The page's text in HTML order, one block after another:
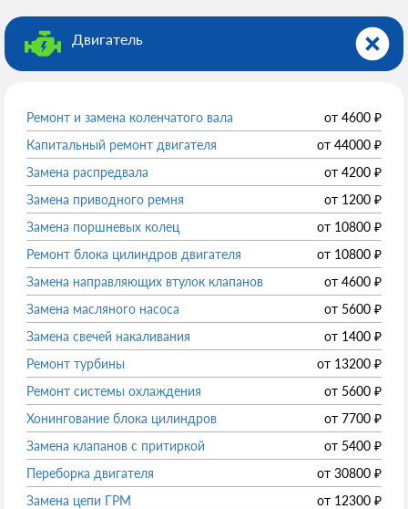
Двигатель
Ремонт и замена коленчатого вала от 4600 ₽
Капитальный ремонт двигателя
от 44000 ₽
Замена распредвала
от 4200 ₽
Замена приводного ремня
от 1200 ₽
Замена поршневых колец
от 10800 ₽
Ремонт блока цилиндров двигателя
от 10800 ₽
Замена направляющих втулок клапанов
от 4600 ₽
Замена масляного насоса
от 5600 ₽
Замена свечей накаливания
от 1400 ₽
Ремонт турбины
от 13200 ₽
Ремонт системы охлаждения
от 5600 ₽
Хонингование блока цилиндров
от 7700 ₽
Замена клапанов с притиркой
от 5400 ₽
Переборка двигателя
от 30800 ₽
Замена цепи ГРМ
от 12300 ₽